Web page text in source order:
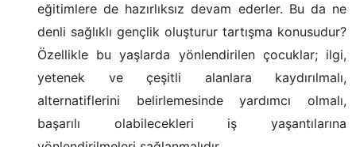
eğitimlere de hazırlıksız devam ederler. Bu da ne
denli sağlıklı gençlik oluşturur tartışma konusudur?
Özellikle bu yaşlarda yönlendirilen çocuklar; ilgi,
yetenek ve çeşitli alanlara kaydırılmalı,
alternatiflerini belirlemesinde yardımcı olmalı,
başarılı olabilecekleri iş yaşantılarına